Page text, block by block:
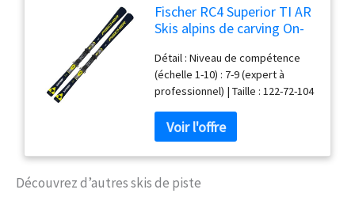
Fischer RC4 Superior TI AR
Skis alpins de carving On-
fixation RC4 Z11 Z3-11
Convient pour les
professionnels
Détail : Niveau de compétence
(échelle 1-10) : 7-9 (expert à
professionnel) | Taille : 122-72-104
On/Off : 90 % On - 10 % Off |
Poids : 1950 g @ 170 cm |
Longueur : 165 cm Technologie :
Allride| Air Carbon TI 0.5 |
Construction Sandwich Sidewall |
Découvrez d’autres skis de piste